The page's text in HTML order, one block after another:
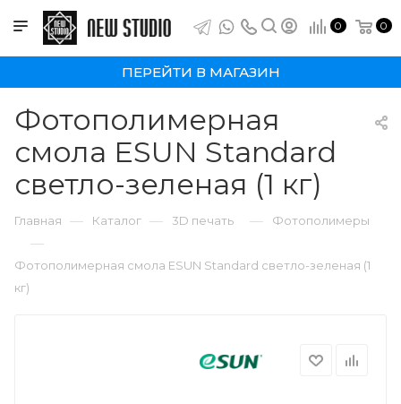
0 0
ПЕРЕЙТИ В МАГАЗИН
Фотополимерная
смола ESUN Standard
светло-зеленая (1 кг)
Главная — Каталог — 3D печать — Фотополимеры
—
Фотополимерная смола ESUN Standard светло-зеленая (1
кг)